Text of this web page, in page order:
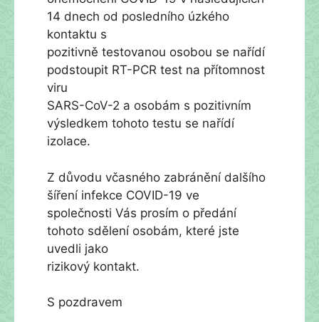
14 dnech od posledního úzkého
kontaktu s
pozitivně testovanou osobou se nařídí
podstoupit RT-PCR test na přítomnost
viru
SARS-CoV-2 a osobám s pozitivním
výsledkem tohoto testu se nařídí
izolace.
Z důvodu včasného zabránění dalšího
šíření infekce COVID-19 ve
společnosti Vás prosím o předání
tohoto sdělení osobám, které jste
uvedli jako
rizikový kontakt.
S pozdravem